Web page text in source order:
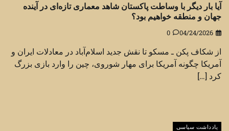
آیا بار دیگر با وساطت پاکستان شاهد معماری تازه‌ای در آینده
جهان و منطقه خواهیم بود؟
04/24/2026
0
از شکاف پکن ـ مسکو تا نقش جدید اسلام‌آباد در معادلات ایران و
آمریکا چگونه آمریکا برای مهار شوروی، چین را وارد بازی بزرگ
کرد […]
یادداشت سیاسی